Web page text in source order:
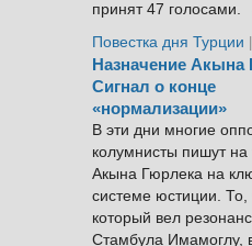
принят 47 голосами.
Повестка дня Турции
Назначение Акына
Сигнал о конце
«нормализации»
В эти дни многие
колумнисты пишут на
Акына Гюрлека на
системе юстиции. То,
который вел
Стамбула Имамоглу,